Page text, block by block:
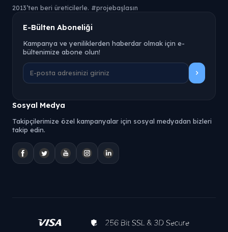
2013’ten beri üreticilerle. #projebaşlasın
E-Bülten Aboneliği
Kampanya ve yeniliklerden haberdar olmak için e-
bültenimize abone olun!
Sosyal Medya
Takipçilerimize özel kampanyalar için sosyal medyadan bizleri
takip edin.